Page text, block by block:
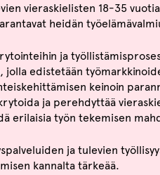
vieraskielisten 18-35
heidän
ja
edistetään
keinoin
ja perehdyttää
erilaisia työn tekemisen
ja tulevien
kannalta tärkeää.